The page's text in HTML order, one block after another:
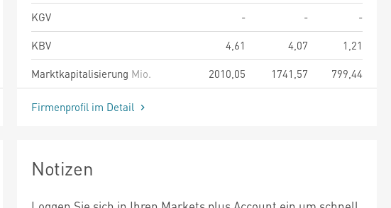
KGV
- -
-
KBV
4,61 4,07
1,21
Marktkapitalisierung Mio. 2010,05 1741,57 799,44
Firmenprofil im Detail
Notizen